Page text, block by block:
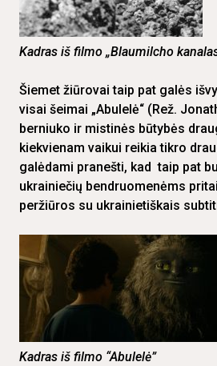
Kadras iš filmo „Blaumilcho
Šiemet žiūrovai taip pat galės
visai šeimai „Abulelė“ (Rež.
berniuko ir mistinės būtybės
kiekvienam vaikui reikia tikro
galėdami pranešti, kad taip pat
ukrainiečių bendruomenėms
peržiūros su ukrainietiškais
Kadras iš filmo “Abulelė”